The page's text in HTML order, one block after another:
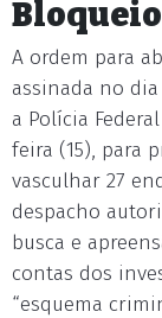
A ordem para
assinada no
a Polícia
feira (15), para
vasculhar 27
despacho
busca e
contas dos
“esquema